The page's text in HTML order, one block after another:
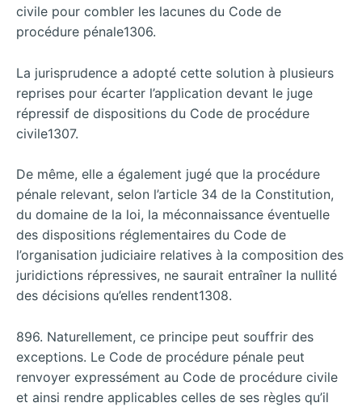
civile pour combler les lacunes du Code de
procédure pénale1306.
La jurisprudence a adopté cette solution à plusieurs
reprises pour écarter l’application devant le juge
répressif de dispositions du Code de procédure
civile1307.
De même, elle a également jugé que la procédure
pénale relevant, selon l’article 34 de la Constitution,
du domaine de la loi, la méconnaissance éventuelle
des dispositions réglementaires du Code de
l’organisation judiciaire relatives à la composition des
juridictions répressives, ne saurait entraîner la nullité
des décisions qu’elles rendent1308.
896. Naturellement, ce principe peut souffrir des
exceptions. Le Code de procédure pénale peut
renvoyer expressément au Code de procédure civile
et ainsi rendre applicables celles de ses règles qu’il